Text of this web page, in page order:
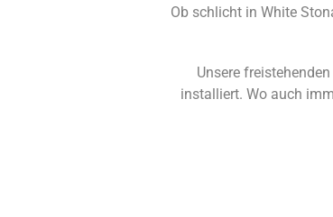
Ob schlicht in White
Unsere
installiert. Wo auch